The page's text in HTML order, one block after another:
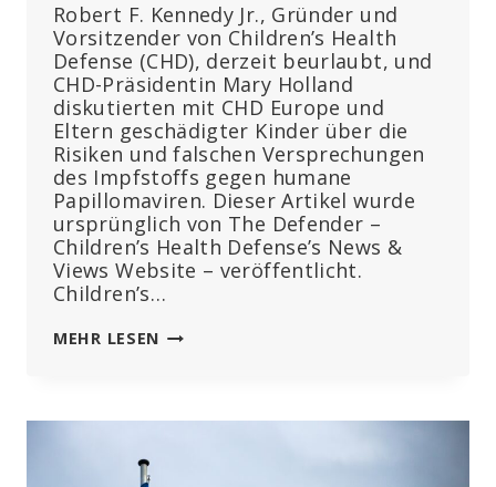
Robert F. Kennedy Jr., Gründer und
Vorsitzender von Children’s Health
Defense (CHD), derzeit beurlaubt, und
CHD-Präsidentin Mary Holland
diskutierten mit CHD Europe und
Eltern geschädigter Kinder über die
Risiken und falschen Versprechungen
des Impfstoffs gegen humane
Papillomaviren. Dieser Artikel wurde
ursprünglich von The Defender –
Children’s Health Defense’s News &
Views Website – veröffentlicht.
Children’s…
MEHR LESEN BEOBACHTEN: